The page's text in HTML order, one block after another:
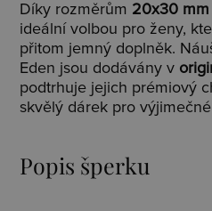
Díky rozměrům 20x30 mm
ideální volbou pro ženy,
přitom jemný doplněk.
Eden jsou dodávány v
podtrhuje jejich prémiový
skvělý dárek pro
Popis šperku